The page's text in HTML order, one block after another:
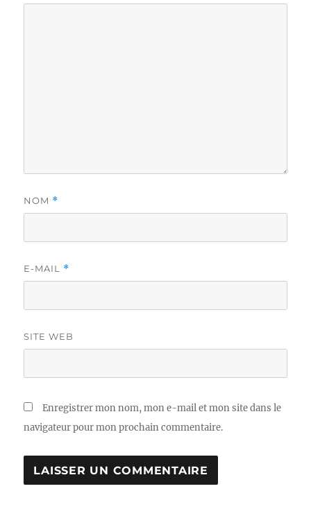
NOM *
E-MAIL *
SITE WEB
Enregistrer mon nom, mon e-mail et mon site dans le
navigateur pour mon prochain commentaire.